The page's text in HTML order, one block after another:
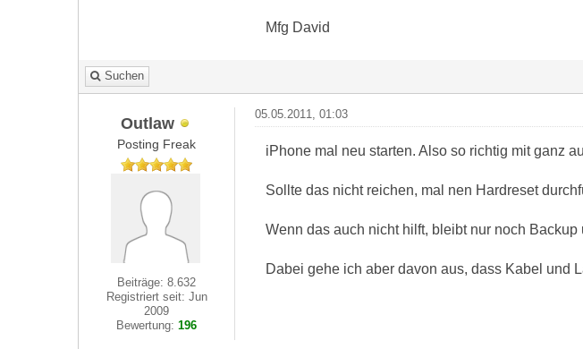
Mfg David
Suchen
Outlaw
Posting Freak
Beiträge: 8.632
Registriert seit: Jun
2009
Bewertung:196
05.05.2011, 01:03
iPhone mal neu starten. Also so richtig mit ganz
Sollte das nicht reichen, mal nen Hardreset
Wenn das auch nicht hilft, bleibt nur noch Backup
Dabei gehe ich aber davon aus, dass Kabel und